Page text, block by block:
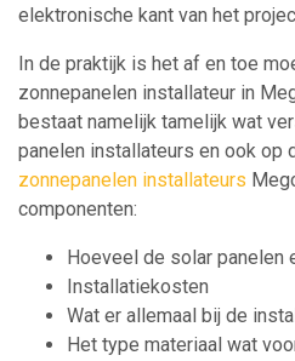
elektronische kant van het
In de praktijk is het af en toe
zonnepanelen installateur in
bestaat namelijk tamelijk wat
panelen installateurs en ook op
zonnepanelen installateurs
componenten:
Hoeveel de solar panelen
Installatiekosten
Wat er allemaal bij de
Het type materiaal wat